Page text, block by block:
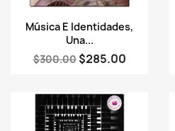
Vista rápida
Música E Identidades,
Una...
$300.00 $285.00